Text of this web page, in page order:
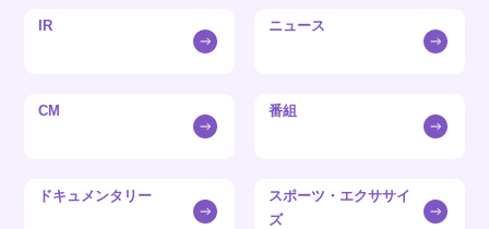
IR ニュース
CM 番組
ドキュメンタリー
スポーツ・エクササイ
ズ